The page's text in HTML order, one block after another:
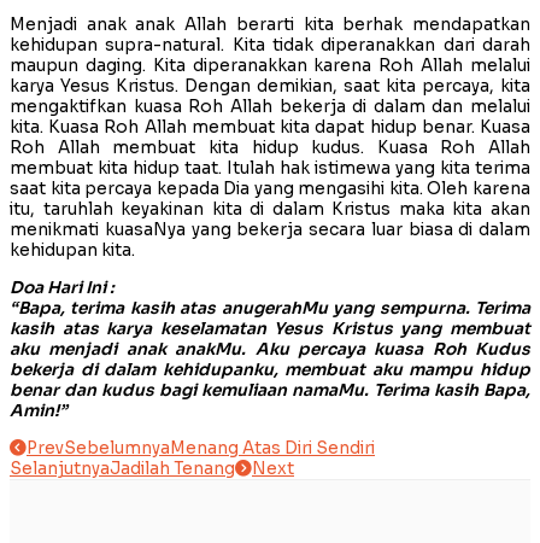
Menjadi anak anak Allah berarti kita berhak mendapatkan
kehidupan supra-natural. Kita tidak diperanakkan dari darah
maupun daging. Kita diperanakkan karena Roh Allah melalui
karya Yesus Kristus. Dengan demikian, saat kita percaya, kita
mengaktifkan kuasa Roh Allah bekerja di dalam dan melalui
kita. Kuasa Roh Allah membuat kita dapat hidup benar. Kuasa
Roh Allah membuat kita hidup kudus. Kuasa Roh Allah
membuat kita hidup taat. Itulah hak istimewa yang kita terima
saat kita percaya kepada Dia yang mengasihi kita. Oleh karena
itu, taruhlah keyakinan kita di dalam Kristus maka kita akan
menikmati kuasaNya yang bekerja secara luar biasa di dalam
kehidupan kita.
Doa Hari Ini :
“Bapa, terima kasih atas anugerahMu yang sempurna. Terima
kasih atas karya keselamatan Yesus Kristus yang membuat
aku menjadi anak anakMu. Aku percaya kuasa Roh Kudus
bekerja di dalam kehidupanku, membuat aku mampu hidup
benar dan kudus bagi kemuliaan namaMu. Terima kasih Bapa,
Amin!”
PrevSebelumnya Menang Atas Diri Sendiri
SelanjutnyaJadilah Tenang Next